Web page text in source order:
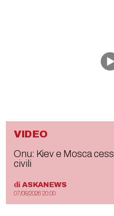
VIDEO
Onu: Kiev e Mosca
civili
di ASKANEWS
07/08/2026 20:00